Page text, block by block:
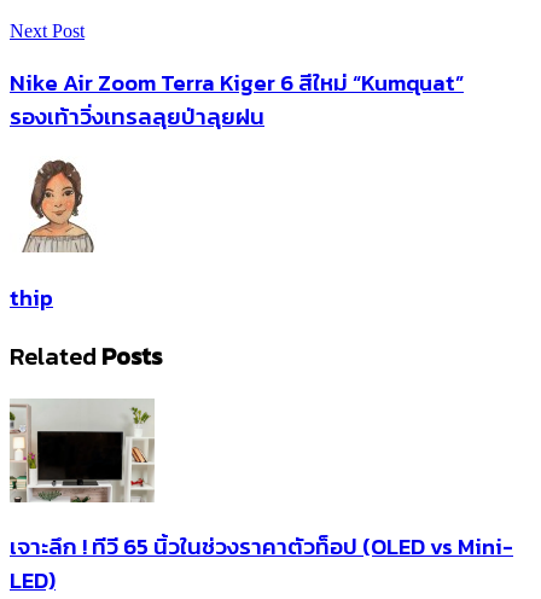
Next Post
Nike Air Zoom Terra Kiger 6 สีใหม่ “Kumquat”
รองเท้าวิ่งเทรลลุยป่าลุยฝน
thip
Related Posts
เจาะลึก ! ทีวี 65 นิ้วในช่วงราคาตัวท็อป (OLED vs Mini-
LED)